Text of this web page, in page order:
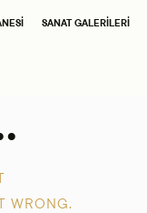
SANAT GALERILERI
WRONG.